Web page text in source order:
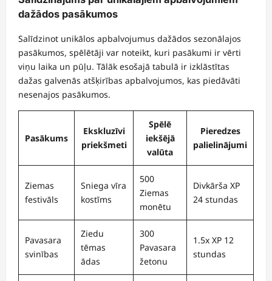
dažādos pasākumos
Salīdzinot unikālos apbalvojumus dažādos sezonālajos
pasākumos, spēlētāji var noteikt, kuri pasākumi ir vērti
viņu laika un pūļu. Tālāk esošajā tabulā ir izklāstītas
dažas galvenās atšķirības apbalvojumos, kas piedāvāti
nesenajos pasākumos.
Pasākums
Ekskluzīvi
priekšmeti
Spēlē
iekšējā
valūta
Pieredzes
palielinājumi
Ziemas
festivāls
Sniega vīra
kostīms
500
Ziemas
monētu
Divkārša XP
24 stundas
Pavasara
svinības
Ziedu
tēmas
ādas
300
Pavasara
žetonu
1.5x XP 12
stundas